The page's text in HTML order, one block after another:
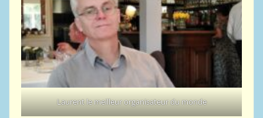
Laurent le meilleur organisateur du monde